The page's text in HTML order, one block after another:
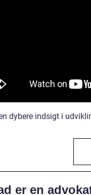
dybere indsigt i
er en